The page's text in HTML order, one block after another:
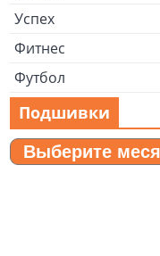
Успех
Фитнес
Футбол
Подшивки
Подшивки